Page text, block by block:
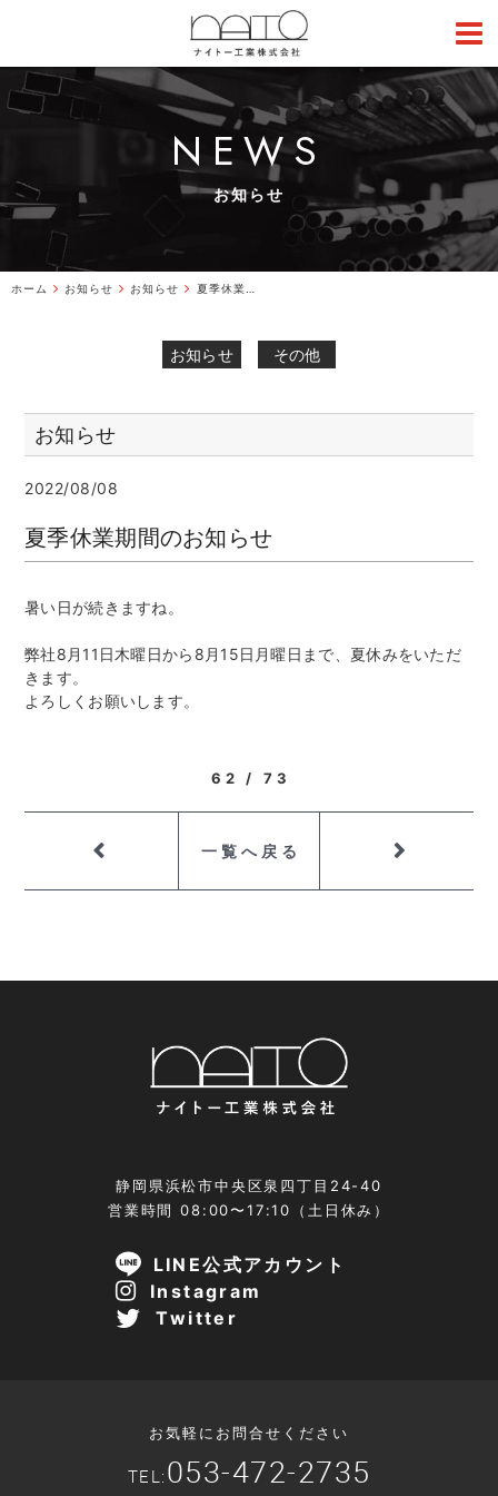
NEWS
お知らせ
ホーム お知らせ お知らせ
お知らせ その他
お知らせ
2022/08/08
夏季休業期間のお知らせ
暑い日が続きますね。
弊社8月11日木曜日から8月15日月曜日まで、夏休みをいただ
きます。
よろしくお願いします。
62 / 73
一覧へ戻る
静岡県浜松市中央区泉四丁目24-40
営業時間 08:00〜17:10（土日休み）
LINE公式アカウント
Instagram
Twitter
お気軽にお問合せください
TEL: 053-472-2735